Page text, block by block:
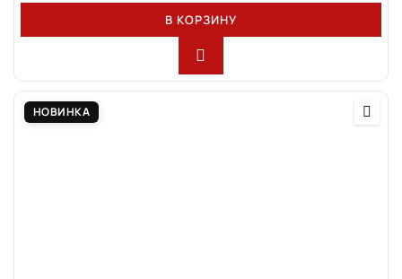
В КОРЗИНУ
НОВИНКА